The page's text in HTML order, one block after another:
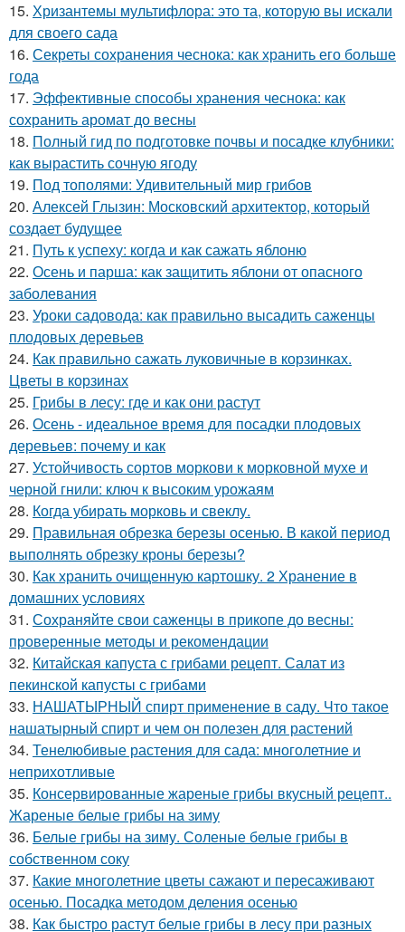
15. Хризантемы мультифлора: это та, которую вы искали
для своего сада
16. Секреты сохранения чеснока: как хранить его больше
года
17. Эффективные способы хранения чеснока: как
сохранить аромат до весны
18. Полный гид по подготовке почвы и посадке клубники:
как вырастить сочную ягоду
19. Под тополями: Удивительный мир грибов
20. Алексей Глызин: Московский архитектор, который
создает будущее
21. Путь к успеху: когда и как сажать яблоню
22. Осень и парша: как защитить яблони от опасного
заболевания
23. Уроки садовода: как правильно высадить саженцы
плодовых деревьев
24. Как правильно сажать луковичные в корзинках.
Цветы в корзинах
25. Грибы в лесу: где и как они растут
26. Осень - идеальное время для посадки плодовых
деревьев: почему и как
27. Устойчивость сортов моркови к морковной мухе и
черной гнили: ключ к высоким урожаям
28. Когда убирать морковь и свеклу.
29. Правильная обрезка березы осенью. В какой период
выполнять обрезку кроны березы?
30. Как хранить очищенную картошку. 2 Хранение в
домашних условиях
31. Сохраняйте свои саженцы в прикопе до весны:
проверенные методы и рекомендации
32. Китайская капуста с грибами рецепт. Салат из
пекинской капусты с грибами
33. НАШАТЫРНЫЙ спирт применение в саду. Что такое
нашатырный спирт и чем он полезен для растений
34. Тенелюбивые растения для сада: многолетние и
неприхотливые
35. Консервированные жареные грибы вкусный рецепт..
Жареные белые грибы на зиму
36. Белые грибы на зиму. Соленые белые грибы в
собственном соку
37. Какие многолетние цветы сажают и пересаживают
осенью. Посадка методом деления осенью
38. Как быстро растут белые грибы в лесу при разных